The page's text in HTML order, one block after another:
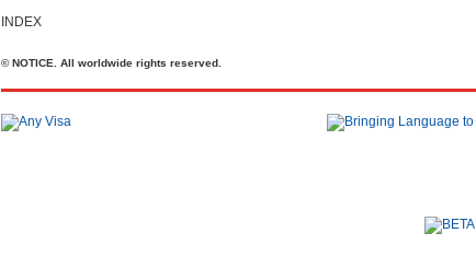
INDEX
© NOTICE. All worldwide rights reserved.